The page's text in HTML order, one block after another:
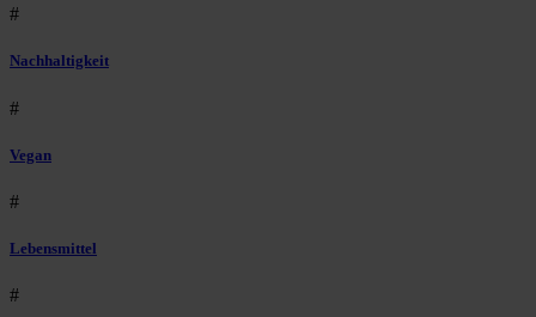
#
Nachhaltigkeit
#
Vegan
#
Lebensmittel
#